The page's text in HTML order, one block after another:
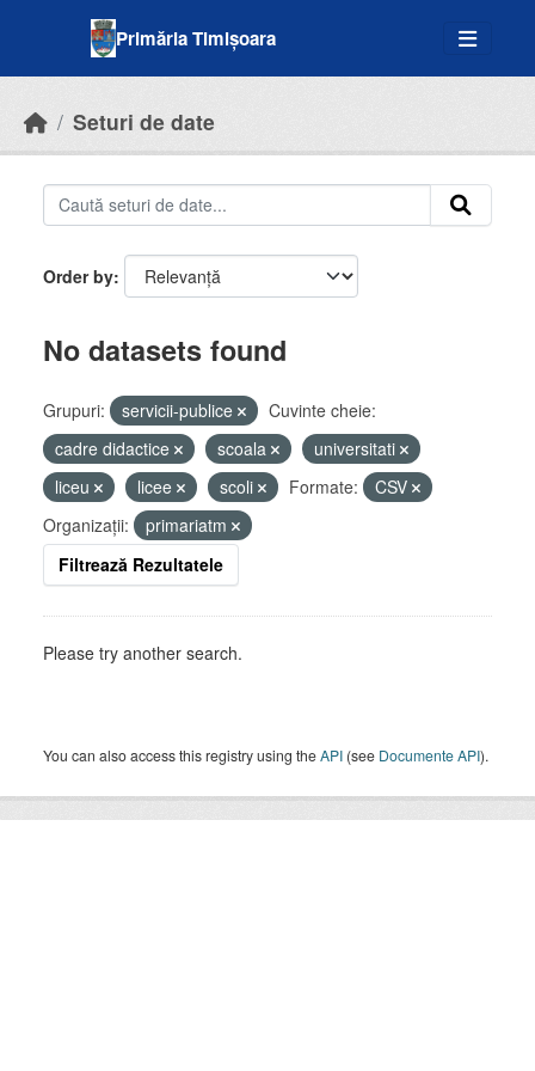
Primăria Timișoara
Seturi de date
Order by
No datasets found
Grupuri: servicii-publice
Cuvinte cheie:
cadre didactice
scoala
universitati
liceu
licee scoli Formate:
CSV
Organizații:
primariatm
Filtrează Rezultatele
Please try another search.
You can also access this registry using theAPI (see Documente API).